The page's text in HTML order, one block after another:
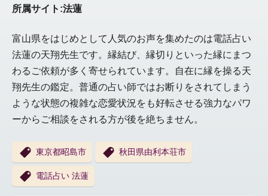
所属サイト:法蓮
富山県をはじめとして人気のお声を集めたのは電話占い
法蓮の天翔先生です。縁結び、縁切りといった縁にまつ
わるご依頼が多く寄せられています。自在に縁を操る天
翔先生の鑑定。普通の占い師ではお断りをされてしまう
ような状態の複雑な恋愛状況をも好転させる強力なパワ
ーからご相談をされる方が後を絶ちません。
東京都昭島市 秋田県由利本荘市
電話占い 法蓮